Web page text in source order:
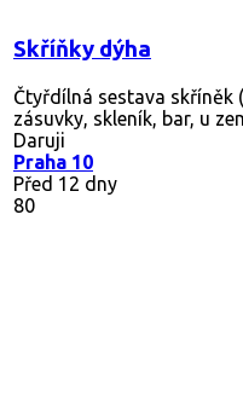
Skříňky dýha
Čtyřdílná sestava skříněk
zásuvky, skleník, bar, u
Daruji
Praha 10
Před 12 dny
80